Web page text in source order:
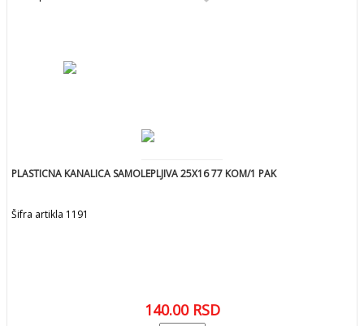
PLASTICNA KANALICA SAMOLEPLJIVA 25X16 77 KOM/1 PAK
Šifra artikla 1191
140.00 RSD